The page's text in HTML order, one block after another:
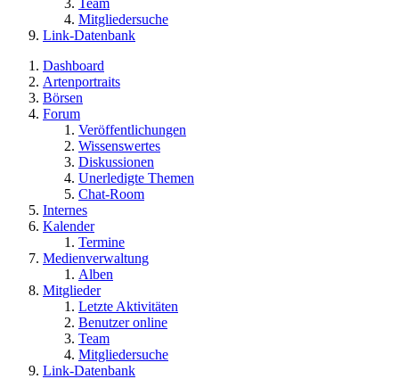
Team
Mitgliedersuche
Link-Datenbank
Dashboard
Artenportraits
Börsen
Forum
Veröffentlichungen
Wissenswertes
Diskussionen
Unerledigte Themen
Chat-Room
Internes
Kalender
Termine
Medienverwaltung
Alben
Mitglieder
Letzte Aktivitäten
Benutzer online
Team
Mitgliedersuche
Link-Datenbank